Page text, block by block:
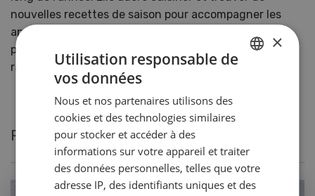
nouvelles recettes de saison pour accompagner les
apéritifs lors des dégustations de leurs vins. Ses
passe-temps favoris sont la lecture, le ski, la
randonnée et la natation.
Recettes actuelles de Virginie Bugnon
×
Utilisation responsable de
vos données
Nous et nos partenaires utilisons des
cookies et des technologies similaires
pour stocker et accéder à des
informations sur votre appareil et traiter
des données personnelles, telles que votre
adresse IP, des identifiants uniques et des